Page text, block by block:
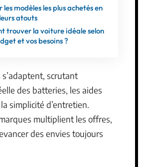
les modèles les plus achetés en
atouts
trouver la voiture idéale selon
et vos besoins ?
s’adaptent, scrutant
des batteries, les aides
simplicité d’entretien.
multiplient les offres,
des envies toujours